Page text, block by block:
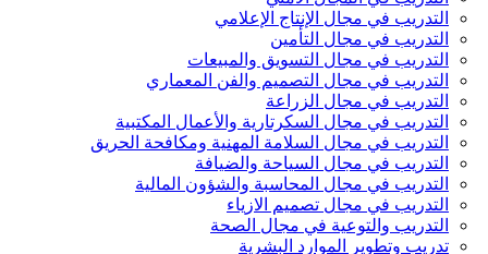
التدريب في مجال الإنتاج الإعلامي
التدريب في مجال التأمين
التدريب في مجال التسويق والمبيعات
التدريب في مجال التصميم والفن المعماري
التدريب في مجال الزراعة
التدريب في مجال السكرتارية والأعمال المكتبية
التدريب في مجال السلامة المهنية ومكافحة الحريق
التدريب في مجال السياحة والضيافة
التدريب في مجال المحاسبة والشؤون المالية
التدريب في مجال تصميم الازياء
التدريب والتوعية في مجال الصحة
تدريب وتطوير الموارد البشرية